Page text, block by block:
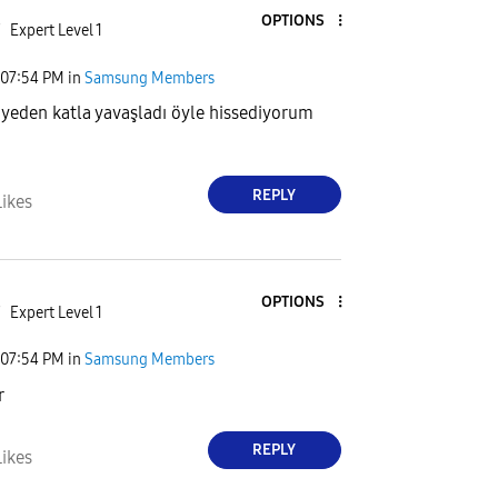
Expert Level 1
OPTIONS
07:54 PM in Samsung Members
katla yavaşladı öyle hissediyorum
REPLY
Expert Level 1
OPTIONS
07:54 PM in Samsung Members
REPLY